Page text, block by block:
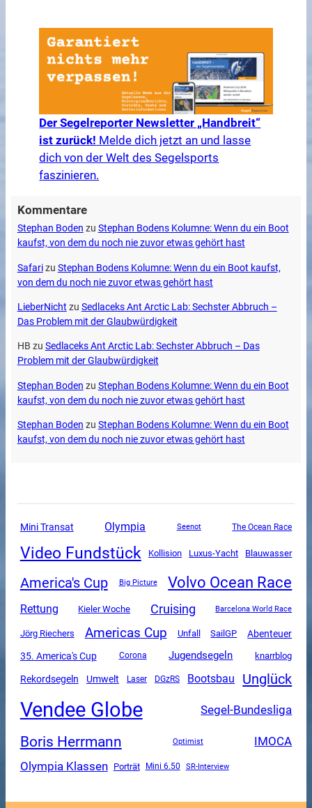
Der Segelreporter Newsletter „Handbreit“
ist zurück! Melde dich jetzt an und lasse
dich von der Welt des Segelsports
faszinieren.
Kommentare
Stephan Boden zu Stephan Bodens Kolumne: Wenn du ein Boot
kaufst, von dem du noch nie zuvor etwas gehört hast
Safarizu Stephan Bodens Kolumne: Wenn du ein Boot kaufst,
von dem du noch nie zuvor etwas gehört hast
LieberNicht zu Sedlaceks Ant Arctic Lab: Sechster Abbruch –
Das Problem mit der Glaubwürdigkeit
HB zu Sedlaceks Ant Arctic Lab: Sechster Abbruch – Das
Problem mit der Glaubwürdigkeit
Stephan Boden zu Stephan Bodens Kolumne: Wenn du ein Boot
kaufst, von dem du noch nie zuvor etwas gehört hast
Stephan Boden zu Stephan Bodens Kolumne: Wenn du ein Boot
kaufst, von dem du noch nie zuvor etwas gehört hast
Mini Transat Olympia Seenot The Ocean Race
Video Fundstück Kollision Luxus-Yacht Blauwasser
America's Cup Big Picture Volvo Ocean Race
Rettung Kieler Woche Cruising Barcelona World Race
Jörg Riechers Americas Cup Unfall SailGP
Abenteuer
35. America's Cup
Corona Jugendsegeln knarrblog
Rekordsegeln Umwelt Laser DGzRS Bootsbau Unglück
Vendee Globe Segel-Bundesliga
Boris Herrmann Optimist IMOCA
Olympia Klassen Porträt Mini 6.50 SR-Interview